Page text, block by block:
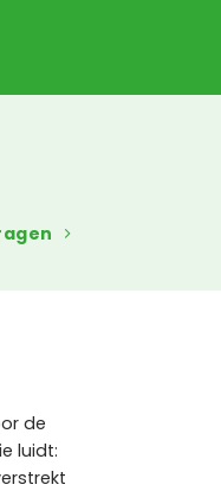
de
luidt: